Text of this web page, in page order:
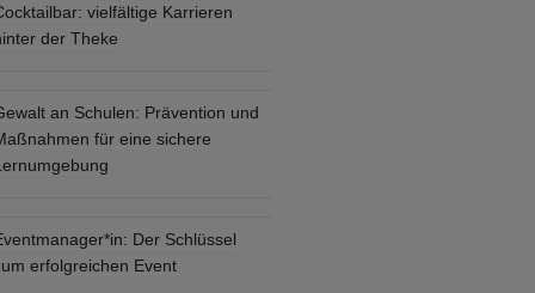
vielfältige Karrieren
der Theke
an Schulen: Prävention und
für eine sichere
Der Schlüssel
erfolgreichen Event